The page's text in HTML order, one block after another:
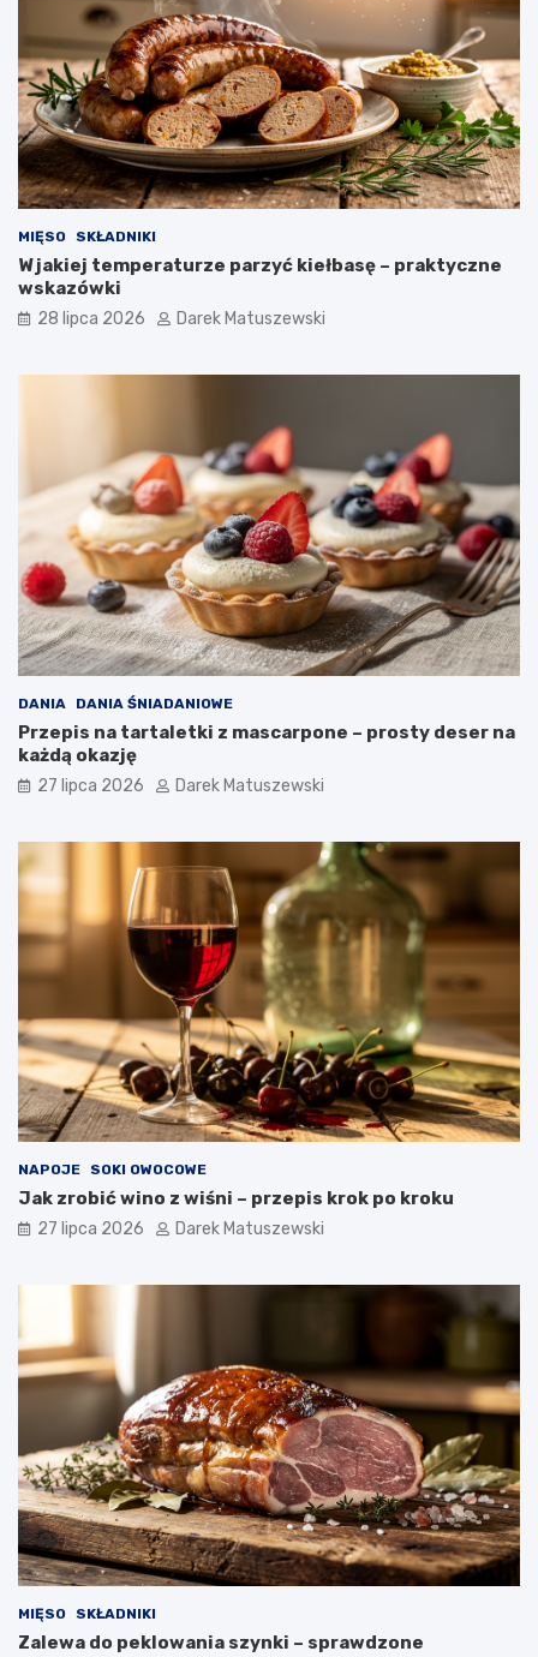
MIĘSO SKŁADNIKI
W jakiej temperaturze parzyć kiełbasę – praktyczne
wskazówki
28 lipca 2026 Darek Matuszewski
DANIA DANIA ŚNIADANIOWE
Przepis na tartaletki z mascarpone – prosty deser na
każdą okazję
27 lipca 2026 Darek Matuszewski
NAPOJE SOKI OWOCOWE
Jak zrobić wino z wiśni – przepis krok po kroku
27 lipca 2026 Darek Matuszewski
MIĘSO SKŁADNIKI
Zalewa do peklowania szynki – sprawdzone